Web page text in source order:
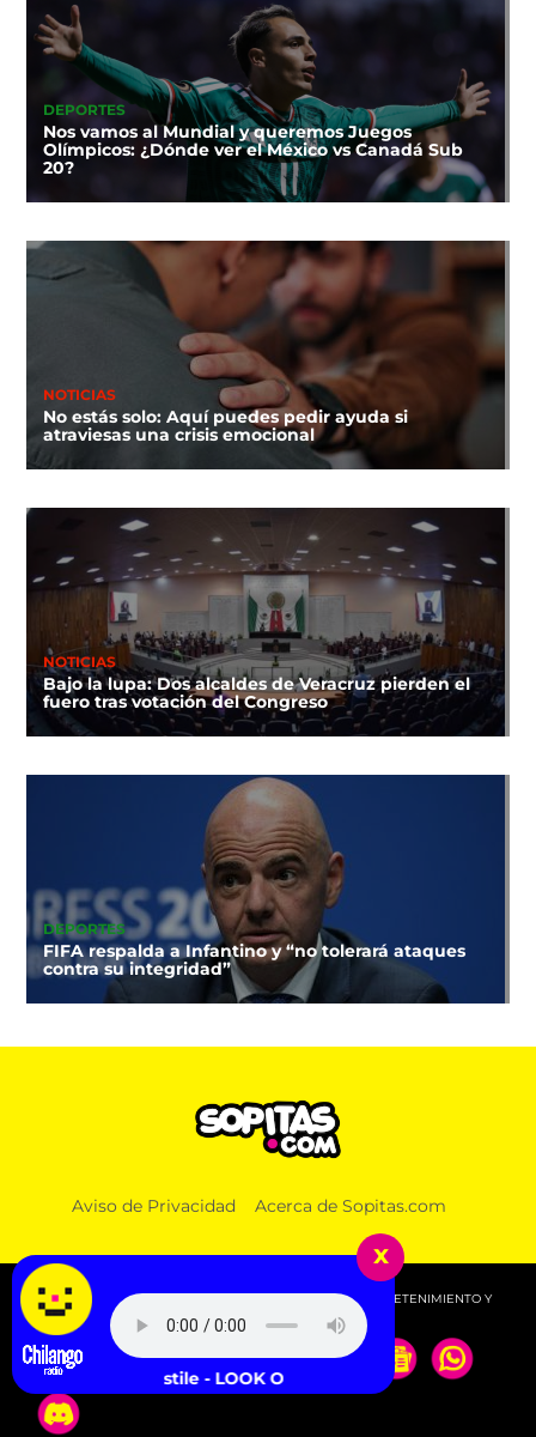
DEPORTES
Nos vamos al Mundial y queremos Juegos
Olímpicos: ¿Dónde ver el México vs Canadá Sub
20?
NOTICIAS
No estás solo: Aquí puedes pedir ayuda si
atraviesas una crisis emocional
NOTICIAS
Bajo la lupa: Dos alcaldes de Veracruz pierden el
fuero tras votación del Congreso
DEPORTES
FIFA respalda a Infantino y “no tolerará ataques
contra su integridad”
Aviso de Privacidad Acerca de Sopitas.com
© 2026 SOPITAS.COM - MÚSICA, NOTICIAS, DEPORTES, ENTRETENIMIENTO Y
MÁS!.
x
Turnstile - LOOK OUT FOR ME